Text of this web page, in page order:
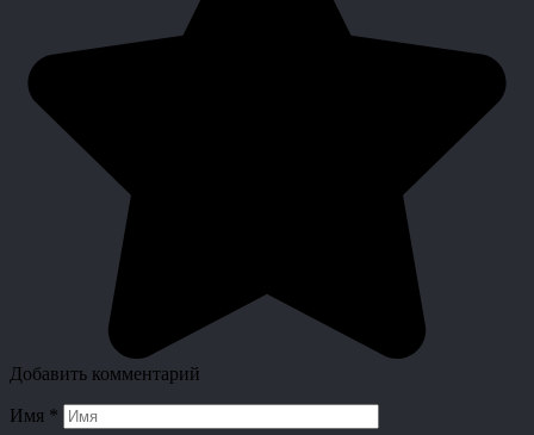
Добавить комментарий
Имя *